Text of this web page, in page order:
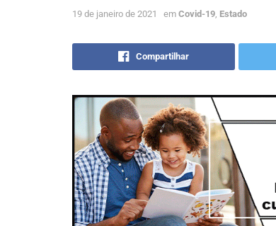
19 de janeiro de 2021 em Covid-19 Estado
Compartilhar